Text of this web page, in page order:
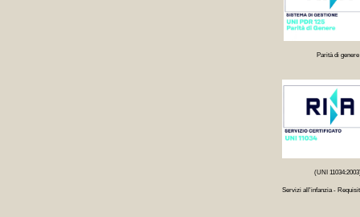
Parità di genere
(UNI
Servizi all'infanzia -